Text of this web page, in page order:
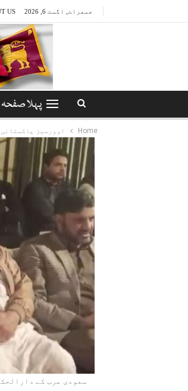
جمعرات, اگست 6, 2026 US
پہلا صفحہ
Home اوورسیز پاکستانی
سعودی عرب کے